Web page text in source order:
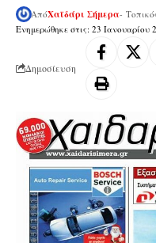
Ενημερώθηκε στις: 23 Ιανουαρίου
ΑπόΧαϊδάρι Σήμερα-
Δημοσίευση